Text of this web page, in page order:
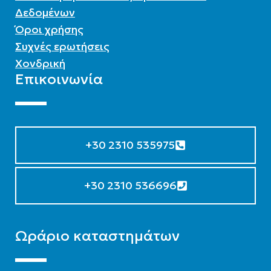
Δεδομένων
Όροι χρήσης
Συχνές ερωτήσεις
Χονδρική
Επικοινωνία
+30 2310 535975
+30 2310 536696
Ωράριο καταστημάτων